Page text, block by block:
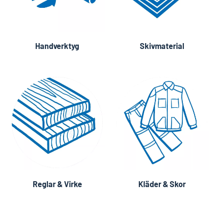
Handverktyg Skivmaterial
Reglar & Virke Kläder & Skor